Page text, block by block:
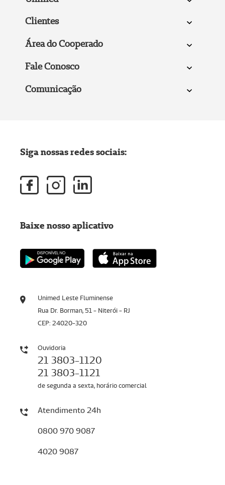
Clientes
Área do Cooperado
Fale Conosco
Comunicação
Unimed Leste Fluminense
Rua Dr. Borman, 51 - Niterói - RJ
CEP: 24020-320
Ouvidoria
21 3803-1120
21 3803-1121
de segunda a sexta, horário comercial
Atendimento 24h
0800 970 9087
4020 9087
Siga nossas redes sociais:
Baixe nosso aplicativo